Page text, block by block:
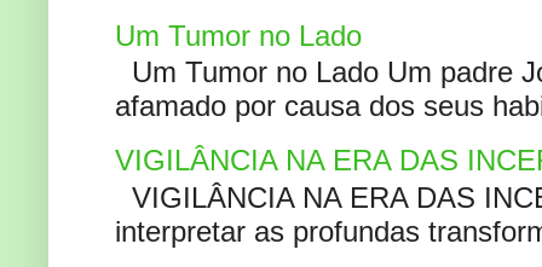
Um Tumor no Lado
Um Tumor no Lado Um padre
afamado por causa dos seus
VIGILÂNCIA NA ERA DAS
VIGILÂNCIA NA ERA DAS
interpretar as profundas